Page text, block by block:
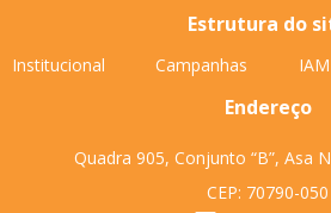
Estrutura do
Institucional Campanhas IAM
Endereço
Quadra 905, Conjunto “B”, Asa
CEP: 70790-050